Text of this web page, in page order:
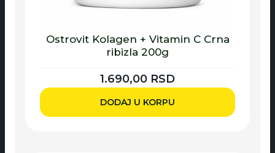
Ostrovit Kolagen + Vitamin C Crna
ribizla 200g
1.690,00 RSD
DODAJ U KORPU